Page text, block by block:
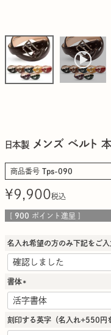
日本製 メンズ ベルト
商品番号 Tps-090
¥9,900税込
900 ポイント進呈 ]
名入れ希望の方のみ下記をご
書体
(
必
須
)
刻印する英字（名入れ+550円